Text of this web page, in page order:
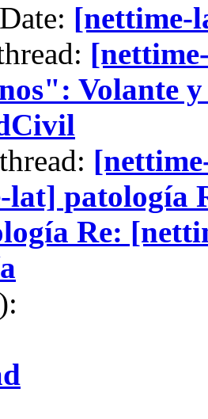
[nettime-
Volante
lat] patología
Re: